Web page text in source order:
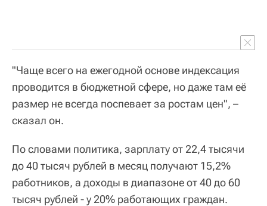
"Чаще всего на ежегодной основе индексация
проводится в бюджетной сфере, но даже там её
размер не всегда поспевает за ростам цен", –
сказал он.
По словами политика, зарплату от 22,4 тысячи
до 40 тысяч рублей в месяц получают 15,2%
работников, а доходы в диапазоне от 40 до 60
тысяч рублей - у 20% работающих граждан.